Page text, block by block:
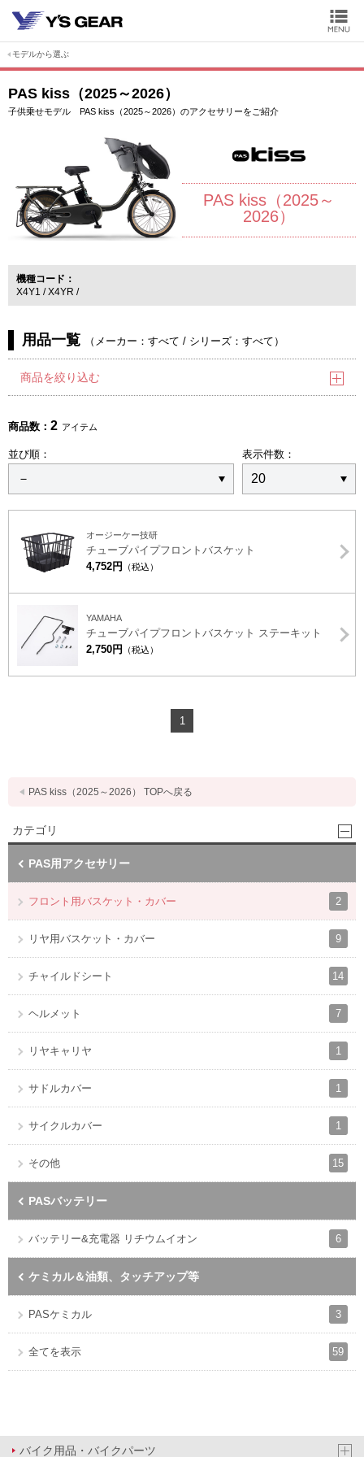
モデルから選ぶ
PAS kiss（2025～2026）
子供乗せモデル PAS kiss（2025～2026）のアクセサリーをご紹介
PAS kiss（2025～
2026）
機種コード
X4Y1
X4YR
用品一覧 （ メーカー：すべて / シリーズ：すべて ）
商品を絞り込む
商品数： 2 アイテム
並び順： 表示件数：
オージーケー技研
チューブパイプフロントバスケット
4,752円
（税込）
YAMAHA
チューブパイプフロントバスケット ステーキット
2,750円
（税込）
1
PAS kiss（2025～2026） TOPへ戻る
カテゴリ
PAS用アクセサリー
フロント用バスケット・カバー 2
リヤ用バスケット・カバー 9
チャイルドシート 14
ヘルメット 7
リヤキャリヤ 1
サドルカバー 1
サイクルカバー 1
その他 15
PASバッテリー
バッテリー&充電器 リチウムイオン 6
ケミカル＆油類、タッチアップ等
PASケミカル 3
全てを表示 59
バイク用品・バイクパーツ